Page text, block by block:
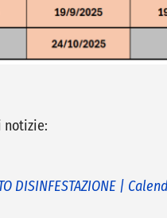
notizie:
DISINFESTAZIONE |